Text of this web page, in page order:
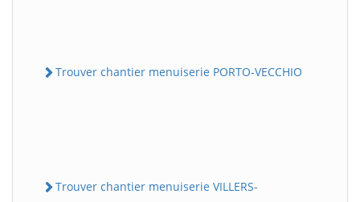
Trouver chantier menuiserie PORTO-VECCHIO
Trouver chantier menuiserie VILLERS-